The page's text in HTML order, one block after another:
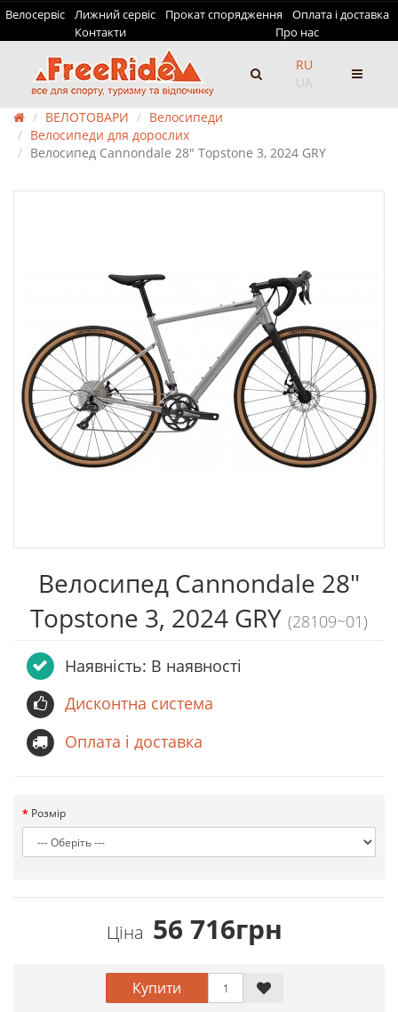
Велосервіс Лижний сервіс Прокат спорядження
Оплата і доставка
Контакти
Про нас
RU
UA
ВЕЛОТОВАРИ
Велосипеди
Велосипеди для дорослих
Велосипед Cannondale 28" Topstone 3, 2024 GRY
Велосипед Cannondale 28"
Topstone 3, 2024 GRY (28109~01)
Наявність: В наявності
Дисконтна система
Оплата і доставка
Розмір
Ціна 56 716грн
Купити